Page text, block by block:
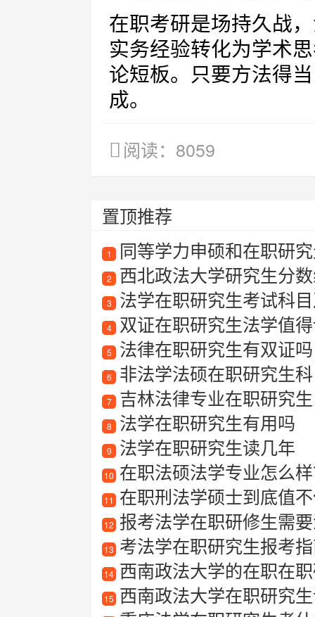
在职考研是场持久战
实务经验转化为学术
论短板。只要方法得
成。
阅读：8059
置顶推荐
1 同等学力申硕和在职研
2 西北政法大学研究生分
3 法学在职研究生考试科
4 双证在职研究生法学值得
5 法律在职研究生有双证吗
6 非法学法硕在职研究生
7 吉林法律专业在职研究生
8 法学在职研究生有用吗
9 法学在职研究生读几年
10 在职法硕法学专业怎么
11 在职刑法学硕士到底值
12 报考法学在职研修生需要满足
13 考法学在职研究生报考
14 西南政法大学的在职在
15 西南政法大学在职研究